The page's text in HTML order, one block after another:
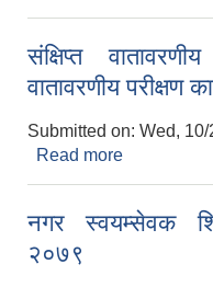
संक्षिप्त
वातावरणीय परीक्षण
Submitted on: Wed,
Read more
नगर स्वयम्सेवक
२०७९